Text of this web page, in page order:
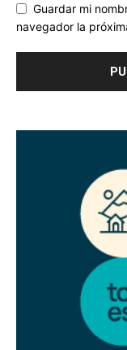
Guardar mi
navegador la